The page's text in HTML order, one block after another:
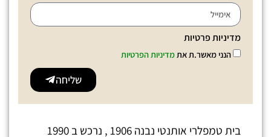
מדיניות פרטיות
הנני מאשר.ת את מדיניות הפרטיות
שליחה
בית טמפלרי אותנטי נבנה 1906 , נרכש ב 1990